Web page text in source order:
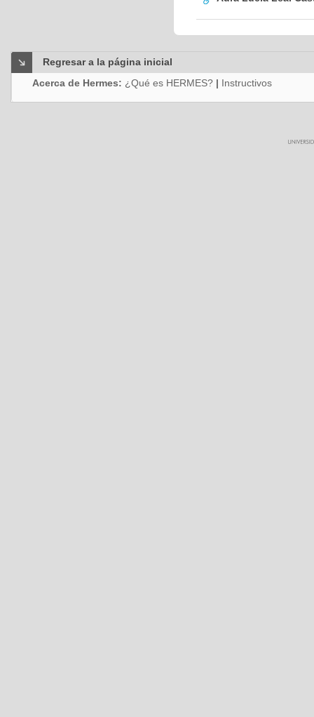
Regresar a la página inicial
Acerca de Hermes: ¿Qué es HERMES? | Instructivos